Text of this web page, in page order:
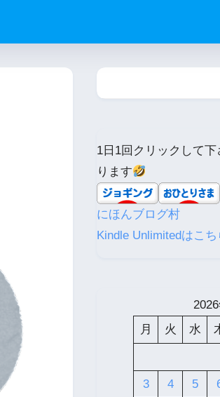
1日1回クリックして
ります
にほんブログ村
Kindle Unlimitedはこち
月
火 水
3 4 5